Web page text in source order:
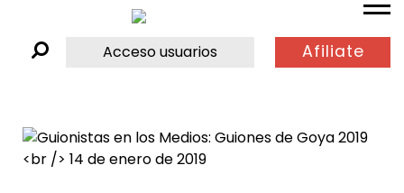
Acceso usuarios Afiliate